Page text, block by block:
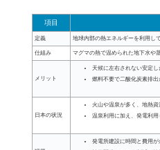
項目
定義 地球内部の熱エネルギーを利用し
仕組み マグマの熱で温められた地下水や
メリット
天候に左右されない安定し
燃料不要で二酸化炭素排出
日本の状況
火山や温泉が多く、地熱資
温泉利用に加え、発電利用
発電所建設に時間と費用が